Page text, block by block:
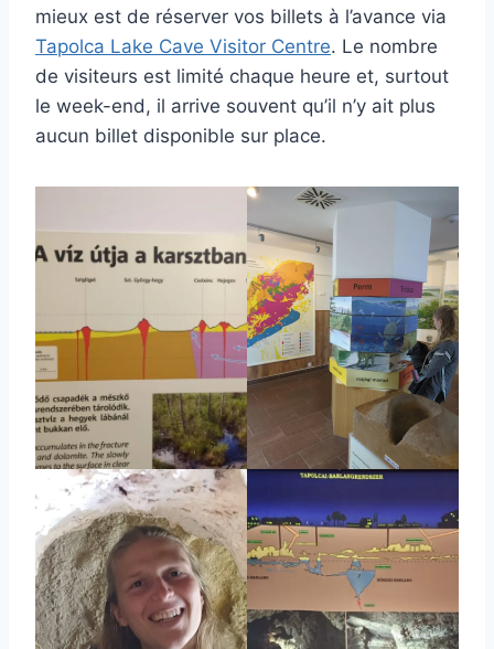
mieux est de réserver vos billets à l’avance via
Tapolca Lake Cave Visitor Centre. Le nombre
de visiteurs est limité chaque heure et, surtout
le week-end, il arrive souvent qu’il n’y ait plus
aucun billet disponible sur place.